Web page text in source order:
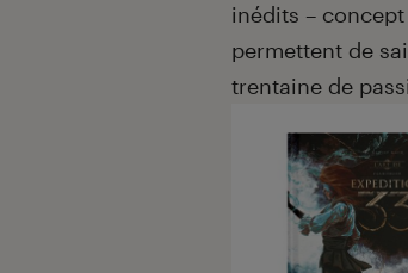
inédits –
permettent de
trentaine de